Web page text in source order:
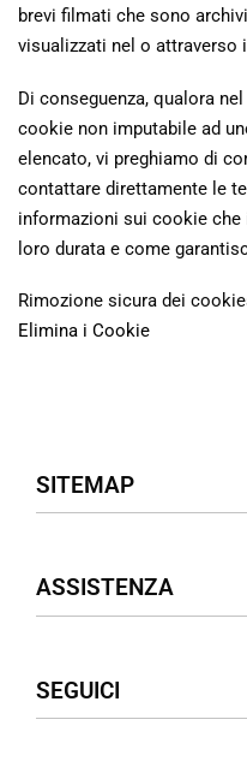
brevi filmati che sono
visualizzati nel o attraverso
Di conseguenza, qualora
cookie non imputabile ad
elencato, vi preghiamo di
contattare direttamente le
informazioni sui cookie che
loro durata e come
Rimozione sicura dei
Elimina i Cookie
SITEMAP
Donna
Borse
ASSISTENZA
Termini & Condizioni
SEGUICI